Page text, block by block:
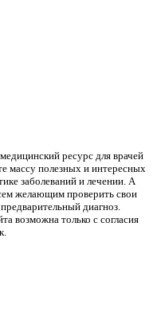
ресурс для врачей
массу полезных и интересных
заболеваний и лечении. А
желающим проверить свои
диагноз.
возможна только с согласия